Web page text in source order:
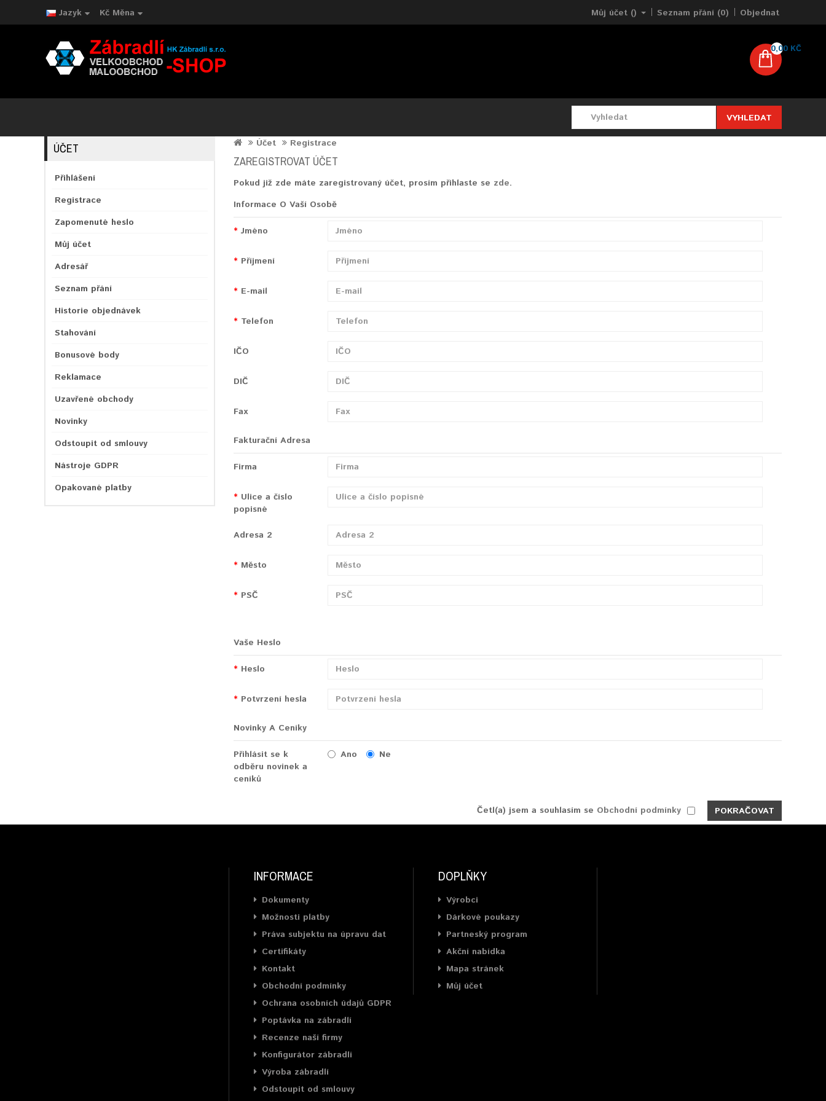
Jazyk Kč Měna Můj účet () Seznam přání (0) Objednat
0,00 KČ
VYHLEDAT
ÚČET
Přihlášení
Registrace
Zapomenuté heslo
Můj účet
Adresář
Seznam přání
Historie objednávek
Stahování
Bonusové body
Reklamace
Uzavřené obchody
Novinky
Odstoupit od smlouvy
Nástroje GDPR
Opakované platby
Účet Registrace
ZAREGISTROVAT ÚČET
Pokud již zde máte zaregistrovaný účet, prosím přihlaste se zde.
Informace O Vaší Osobě
Jméno
Příjmení
E-mail
Telefon
IČO
DIČ
Fax
Fakturační Adresa
Firma
Ulice a číslo
popisné
Adresa 2
Město
PSČ
Vaše Heslo
Heslo
Potvrzení hesla
Novinky A Ceníky
Přihlásit se k
odběru novinek a
ceníků
Ano Ne
Četl(a) jsem a souhlasím se Obchodní podmínky
INFORMACE
Dokumenty
Možnosti platby
Práva subjektu na úpravu dat
Certifikáty
Kontakt
Obchodní podmínky
Ochrana osobních údajů GDPR
Poptávka na zábradlí
Recenze naší firmy
Konfigurátor zábradlí
Výroba zábradlí
Odstoupit od smlouvy
DOPLŇKY
Výrobci
Dárkové poukazy
Partneský program
Akční nabídka
Mapa stránek
Můj účet